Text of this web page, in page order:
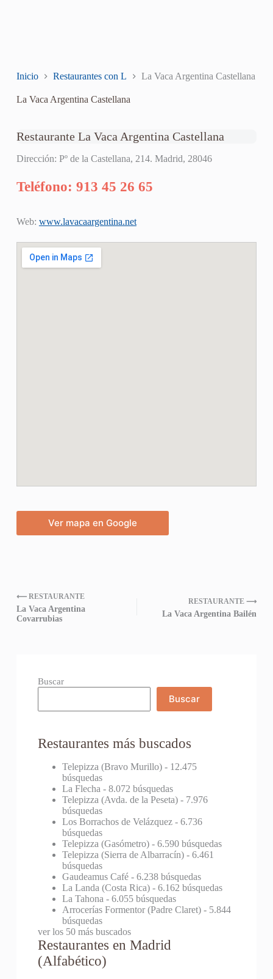
Inicio Restaurantes con L La Vaca Argentina Castellana
La Vaca Argentina Castellana
Restaurante La Vaca Argentina Castellana
Dirección: Pº de la Castellana, 214. Madrid, 28046
Teléfono: 913 45 26 65
Web: www.lavacaargentina.net
Ver mapa en Google
⟵ RESTAURANTE
La Vaca Argentina
Covarrubias
RESTAURANTE ⟶
La Vaca Argentina Bailén
Buscar
Buscar
Restaurantes más buscados
Telepizza (Bravo Murillo)- 12.475
búsquedas
La Flecha - 8.072 búsquedas
Telepizza (Avda. de la Peseta)- 7.976
búsquedas
Los Borrachos de Velázquez- 6.736
búsquedas
Telepizza (Gasómetro)- 6.590 búsquedas
Telepizza (Sierra de Albarracín)- 6.461
búsquedas
Gaudeamus Café- 6.238 búsquedas
La Landa (Costa Rica)- 6.162 búsquedas
La Tahona - 6.055 búsquedas
Arrocerías Formentor (Padre Claret)- 5.844
búsquedas
ver los 50 más buscados
Restaurantes en Madrid
(Alfabético)